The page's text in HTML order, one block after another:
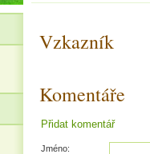
Vzkazník
Komentáře
Přidat komentář
Jméno: